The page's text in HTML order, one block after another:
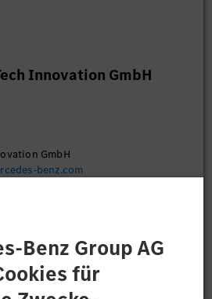
um dieses Video anzusehen.
Innovation GmbH
GmbH
benz.com
Bewerben